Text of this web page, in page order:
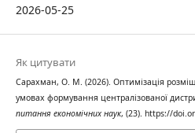
2026-05-25
Як цитувати
Сарахман, О. М. (2026). Оптимізація
умовах формування централізованої
питання економічних наук, (23). https://